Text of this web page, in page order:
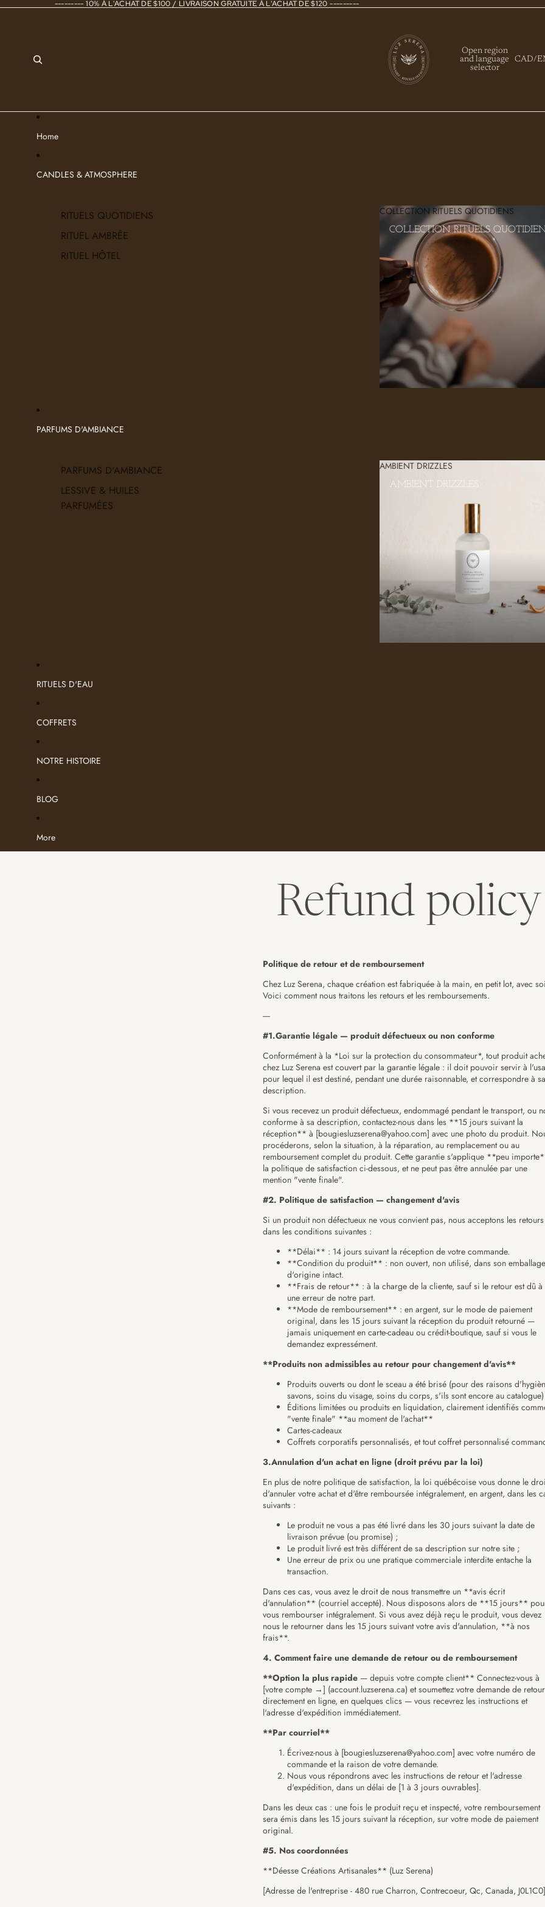
--------- 10% À L'ACHAT DE $100 / LIVRAISON GRATUITE À L'ACHAT DE $120 ---------
Open region
and language
selector
CAD/
Home
CANDLES & ATMOSPHERE
RITUELS QUOTIDIENS
RITUEL AMBRÉE
RITUEL HÔTEL
COLLECTION RITUELS QUOTIDIENS
COLLECTION RITUELS
PARFUMS D'AMBIANCE
PARFUMS D'AMBIANCE
LESSIVE & HUILES
PARFUMÉES
AMBIENT DRIZZLES
AMBIENT DRIZZLES
RITUELS D'EAU
COFFRETS
NOTRE HISTOIRE
BLOG
More
Refund policy
Politique de retour et de remboursement
Chez Luz Serena, chaque création est fabriquée à la main, en petit lot, avec
Voici comment nous traitons les retours et les remboursements.
----
#1.Garantie légale — produit défectueux ou non conforme
Conformément à la *Loi sur la protection du consommateur*, tout produit
chez Luz Serena est couvert par la garantie légale : il doit pouvoir servir à
pour lequel il est destiné, pendant une durée raisonnable, et correspondre à sa
description.
Si vous recevez un produit défectueux, endommagé pendant le transport, ou
conforme à sa description, contactez-nous dans les **15 jours suivant la
réception** à [bougiesluzserena@yahoo.com] avec une photo du produit.
procéderons, selon la situation, à la réparation, au remplacement ou au
remboursement complet du produit. Cette garantie s'applique **peu
la politique de satisfaction ci-dessous, et ne peut pas être annulée par une
mention "vente finale".
#2. Politique de satisfaction — changement d'avis
Si un produit non défectueux ne vous convient pas, nous acceptons les retours
dans les conditions suivantes :
**Délai** : 14 jours suivant la réception de votre commande.
**Condition du produit** : non ouvert, non utilisé, dans son emballage
d'origine intact.
**Frais de retour** : à la charge de la cliente, sauf si le retour est dû à
une erreur de notre part.
**Mode de remboursement** : en argent, sur le mode de paiement
original, dans les 15 jours suivant la réception du produit retourné —
jamais uniquement en carte-cadeau ou crédit-boutique, sauf si vous le
demandez expressément.
**Produits non admissibles au retour pour changement d'avis**
Produits ouverts ou dont le sceau a été brisé (pour des raisons
savons, soins du visage, soins du corps, s'ils sont encore au catalogue)
Éditions limitées ou produits en liquidation, clairement identifiés
"vente finale" **au moment de l'achat**
Cartes-cadeaux
Coffrets corporatifs personnalisés, et tout coffret personnalisé
3.Annulation d'un achat en ligne (droit prévu par la loi)
En plus de notre politique de satisfaction, la loi québécoise vous donne le
d'annuler votre achat et d'être remboursée intégralement, en argent, dans les
suivants :
Le produit ne vous a pas été livré dans les 30 jours suivant la date de
livraison prévue (ou promise) ;
Le produit livré est très différent de sa description sur notre site ;
Une erreur de prix ou une pratique commerciale interdite entache la
transaction.
Dans ces cas, vous avez le droit de nous transmettre un **avis écrit
d'annulation** (courriel accepté). Nous disposons alors de **15 jours**
vous rembourser intégralement. Si vous avez déjà reçu le produit, vous devez
nous le retourner dans les 15 jours suivant votre avis d'annulation, **à nos
frais**.
4. Comment faire une demande de retour ou de remboursement
**Option la plus rapide — depuis votre compte client** Connectez-vous à
[votre compte →] (account.luzserena.ca) et soumettez votre demande de retour
directement en ligne, en quelques clics — vous recevrez les instructions et
l'adresse d'expédition immédiatement.
**Par courriel**
Écrivez-nous à [bougiesluzserena@yahoo.com] avec votre numéro de
commande et la raison de votre demande.
Nous vous répondrons avec les instructions de retour et l'adresse
d'expédition, dans un délai de [1 à 3 jours ouvrables].
Dans les deux cas : une fois le produit reçu et inspecté, votre remboursement
sera émis dans les 15 jours suivant la réception, sur votre mode de paiement
original.
#5. Nos coordonnées
**Déesse Créations Artisanales** (Luz Serena)
[Adresse de l'entreprise - 480 rue Charron, Contrecoeur, Qc, Canada, J0L1C0]